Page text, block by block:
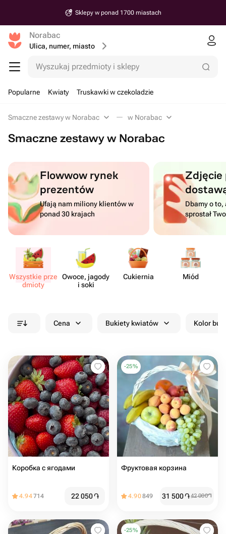
Sklepy w ponad 1700 miastach
Norabac
Ulica, numer, miasto
Wyszukaj przedmioty i sklepy
Popularne Kwiaty Truskawki w czekoladzie
Smaczne zestawy w Norabac w Norabac
Smaczne zestawy w Norabac
Flowwow rynek
prezentów
Ufają nam miliony klientów w
ponad 30 krajach
Dbamy o to,
sprostał
Wszystkie prze​
dmioty
Owoce, jagody
i soki
Cukiernia Miód
Cena Bukiety kwiatów Kolor
Коробка с ягодами
4.94714 22 050֏
-25%
Фруктовая корзина
4.90849 31 500֏42 000֏
-25%